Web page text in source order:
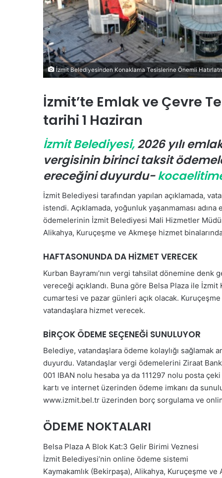
e
k
İzmit Belediyesinden Konaklama Tesislerine Önemli
İzmit’te Emlak ve Çevre
tarihi 1 Haziran
İzmit Belediyesi,2026 yılı
vergisinin birinci taksit
ereceğini duyurdu-
İzmit Belediyesi tarafından yapılan açıklamada,
istendi. Açıklamada, yoğunluk yaşanmaması
ödemelerinin İzmit Belediyesi Mali Hizmetler
Alikahya, Kuruçeşme ve Akmeşe hizmet
HAFTASONUNDA DA HİZMET VERECEK
Kurban Bayramı’nın vergi tahsilat dönemine
vereceği açıklandı. Buna göre Belsa Plaza ile
cumartesi ve pazar günleri açık olacak.
vatandaşlara hizmet verecek.
BİRÇOK ÖDEME SEÇENEĞİ SUNULUYOR
Belediye, vatandaşlara ödeme kolaylığı sağlamak
duyurdu. Vatandaşlar vergi ödemelerini Ziraat
001 IBAN nolu hesaba ya da 111297 nolu posta
kartı ve internet üzerinden ödeme imkanı da
www.izmit.bel.tr üzerinden borç sorgulama ve
ÖDEME NOKTALARI
Belsa Plaza A Blok Kat:3 Gelir Birimi Veznesi
İzmit Belediyesi’nin online ödeme sistemi
Kaymakamlık (Bekirpaşa), Alikahya, Kuruçeşme ve